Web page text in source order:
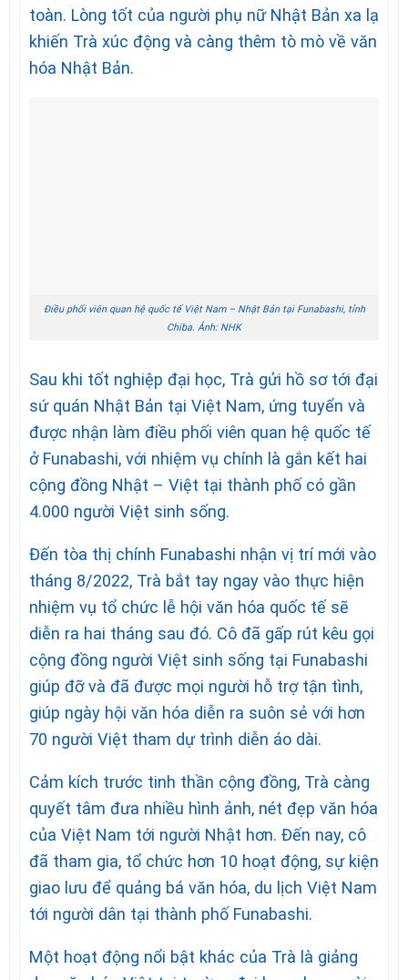
toàn. Lòng tốt của người phụ nữ Nhật Bản xa lạ
khiến Trà xúc động và càng thêm tò mò về văn
hóa Nhật Bản.
Điều phối viên quan hệ quốc tế Việt Nam – Nhật Bản tại Funabashi, tỉnh
Chiba. Ảnh: NHK
Sau khi tốt nghiệp đại học, Trà gửi hồ sơ tới đại
sứ quán Nhật Bản tại Việt Nam, ứng tuyển và
được nhận làm điều phối viên quan hệ quốc tế
ở Funabashi, với nhiệm vụ chính là gắn kết hai
cộng đồng Nhật – Việt tại thành phố có gần
4.000 người Việt sinh sống.
Đến tòa thị chính Funabashi nhận vị trí mới vào
tháng 8/2022, Trà bắt tay ngay vào thực hiện
nhiệm vụ tổ chức lễ hội văn hóa quốc tế sẽ
diễn ra hai tháng sau đó. Cô đã gấp rút kêu gọi
cộng đồng người Việt sinh sống tại Funabashi
giúp đỡ và đã được mọi người hỗ trợ tận tình,
giúp ngày hội văn hóa diễn ra suôn sẻ với hơn
70 người Việt tham dự trình diễn áo dài.
Cảm kích trước tinh thần cộng đồng, Trà càng
quyết tâm đưa nhiều hình ảnh, nét đẹp văn hóa
của Việt Nam tới người Nhật hơn. Đến nay, cô
đã tham gia, tổ chức hơn 10 hoạt động, sự kiện
giao lưu để quảng bá văn hóa, du lịch Việt Nam
tới người dân tại thành phố Funabashi.
Một hoạt động nổi bật khác của Trà là giảng